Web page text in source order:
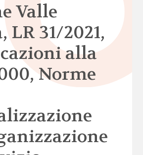
Valle
LR 31/2021,
alla
Norme